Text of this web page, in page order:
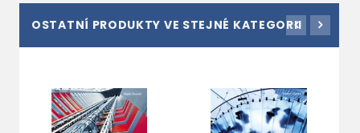
OSTATNÍ PRODUKTY VE STEJNÉ KATEGORII